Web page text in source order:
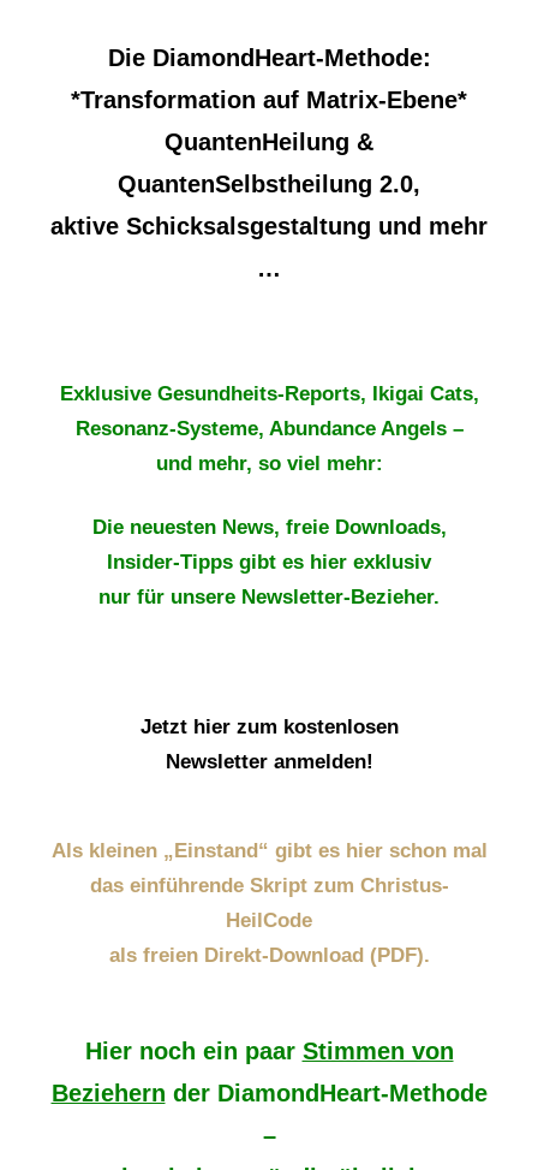
Die DiamondHeart-Methode:
*Transformation auf Matrix-Ebene*
QuantenHeilung &
QuantenSelbstheilung 2.0,
aktive Schicksalsgestaltung und mehr
…
Exklusive Gesundheits-Reports, Ikigai Cats,
Resonanz-Systeme, Abundance Angels –
und mehr, so viel mehr:
Die neuesten News, freie Downloads,
Insider-Tipps gibt es hier exklusiv
nur für unsere Newsletter-Bezieher.
Jetzt hier zum kostenlosen
Newsletter anmelden!
Als kleinen „Einstand“ gibt es hier schon mal
das einführende Skript zum Christus-
HeilCode
als freien Direkt-Download (PDF).
Hier noch ein paar Stimmen von
Beziehern der DiamondHeart-Methode
–